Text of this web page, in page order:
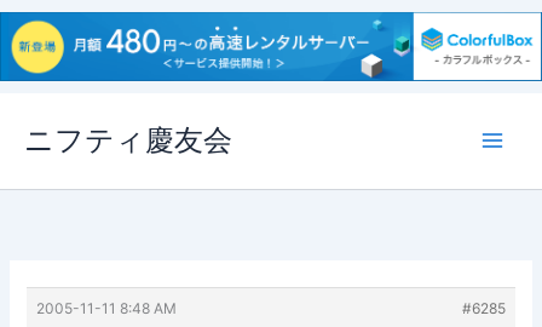
ス
ニフティ慶友会
2005-11-11 8:48 AM
#6285